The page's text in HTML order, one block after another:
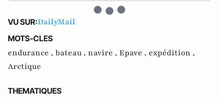
VU SUR:DailyMail
MOTS-CLES
endurance , bateau , navire , Epave , expédition ,
Arctique
THEMATIQUES